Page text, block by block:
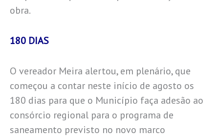
obra.
180 DIAS
O vereador Meira alertou, em plenário, que
começou a contar neste início de agosto os
180 dias para que o Município faça adesão ao
consórcio regional para o programa de
saneamento previsto no novo marco